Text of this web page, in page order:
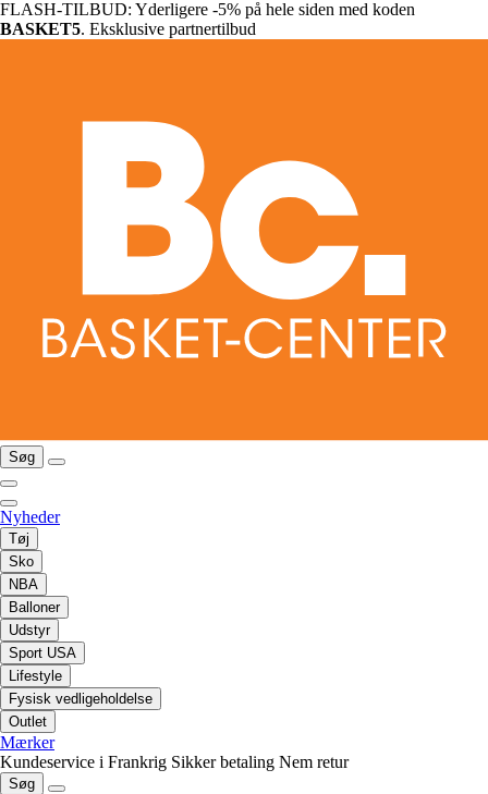
FLASH-TILBUD: Yderligere -5% på hele siden med koden
BASKET5. Eksklusive partnertilbud
Søg
Nyheder
Tøj
Sko
NBA
Balloner
Udstyr
Sport USA
Lifestyle
Fysisk vedligeholdelse
Outlet
Mærker
Kundeservice i Frankrig Sikker betaling Nem retur
Søg